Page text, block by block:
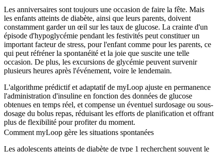
Les anniversaires sont toujours une occasion de faire la fête. Mais
les enfants atteints de diabète, ainsi que leurs parents, doivent
constamment garder un œil sur les taux de glucose. La crainte d'un
épisode d'hypoglycémie pendant les festivités peut constituer un
important facteur de stress, pour l'enfant comme pour les parents, ce
qui peut réfréner la spontanéité et la joie que suscite une telle
occasion. De plus, les excursions de glycémie peuvent survenir
plusieurs heures après l'événement, voire le lendemain.
L'algorithme prédictif et adaptatif de myLoop ajuste en permanence
l'administration d'insuline en fonction des données de glucose
obtenues en temps réel, et compense un éventuel surdosage ou sous-
dosage du bolus repas, réduisant les efforts de planification et offrant
plus de flexibilité pour profiter du moment.
Comment myLoop gère les situations spontanées
Les adolescents atteints de diabète de type 1 recherchent souvent le